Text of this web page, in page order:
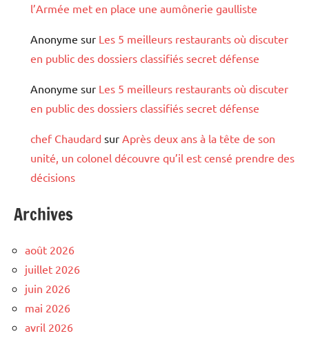
l’Armée met en place une aumônerie gaulliste
Anonyme sur Les 5 meilleurs restaurants où discuter
en public des dossiers classifiés secret défense
Anonyme sur Les 5 meilleurs restaurants où discuter
en public des dossiers classifiés secret défense
chef Chaudard sur Après deux ans à la tête de son
unité, un colonel découvre qu’il est censé prendre des
décisions
Archives
août 2026
juillet 2026
juin 2026
mai 2026
avril 2026